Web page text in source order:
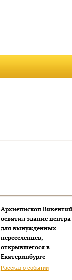
Архиепископ
освятил здание центра
для вынужденных
переселенцев,
открывшегося в
Екатеринбурге
Рассказ о событии